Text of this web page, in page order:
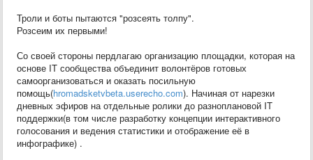
Троли и боты пытаются "розсеять толпу".
Розсеим их первыми!
Со своей стороны пердлагаю организацию площадки, которая на
основе IT сообщества объединит волонтёров готовых
самоорганизоваться и оказать посильную
помощь(hromadsketvbeta.userecho.com). Начиная от нарезки
дневных эфиров на отдельные ролики до разноплановой IT
поддержки(в том числе разработку концепции интерактивного
голосования и ведения статистики и отображение её в
инфографике) .